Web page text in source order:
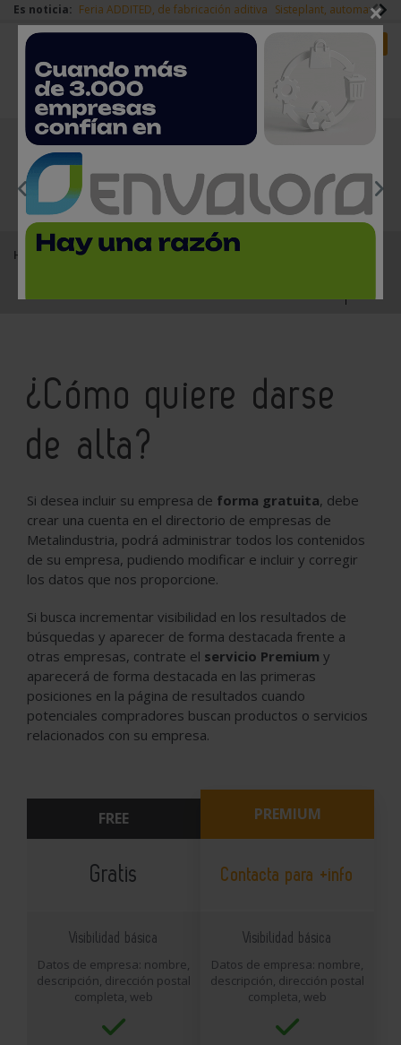
Es noticia: Feria ADDITED, de fabricación aditiva Sisteplant,
Redes Sociales Login empresas
EMPRESAS PREMIUM
Home Registro
¿Cómo quiere darse
de alta?
Si desea incluir su empresa de forma gratuita, debe
crear una cuenta en el directorio de empresas de
Metalindustria, podrá administrar todos los contenidos
de su empresa, pudiendo modificar e incluir y corregir
los datos que nos proporcione.
Si busca incrementar visibilidad en los resultados de
búsquedas y aparecer de forma destacada frente a
otras empresas, contrate el servicio Premium y
aparecerá de forma destacada en las primeras
posiciones en la página de resultados cuando
potenciales compradores buscan productos o servicios
relacionados con su empresa.
FREE
Gratis
Visibilidad básica
Datos de empresa: nombre,
descripción, dirección postal
completa, web
PREMIUM
Contacta para +info
Visibilidad básica
Datos de empresa: nombre,
descripción, dirección postal
completa, web
×